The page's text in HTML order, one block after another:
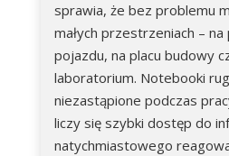
sprawia, że bez problemu
małych przestrzeniach – na
pojazdu, na placu budowy
laboratorium. Notebooki
niezastąpione podczas
liczy się szybki dostęp do
natychmiastowego